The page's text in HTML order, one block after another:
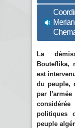
La
Bouteflika,
est
du peuple,
par l'armée
politiques
peuple